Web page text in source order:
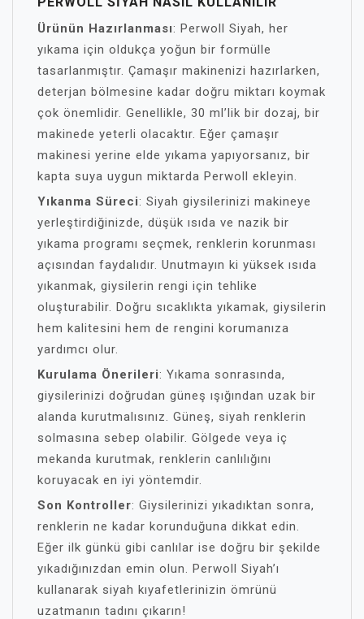
Ürünün Hazırlanması: Perwoll Siyah, her
yıkama için oldukça yoğun bir formülle
tasarlanmıştır. Çamaşır makinenizi hazırlarken,
deterjan bölmesine kadar doğru miktarı koymak
çok önemlidir. Genellikle, 30 ml’lik bir dozaj, bir
makinede yeterli olacaktır. Eğer çamaşır
makinesi yerine elde yıkama yapıyorsanız, bir
kapta suya uygun miktarda Perwoll ekleyin.
Yıkanma Süreci: Siyah giysilerinizi makineye
yerleştirdiğinizde, düşük ısıda ve nazik bir
yıkama programı seçmek, renklerin korunması
açısından faydalıdır. Unutmayın ki yüksek ısıda
yıkanmak, giysilerin rengi için tehlike
oluşturabilir. Doğru sıcaklıkta yıkamak, giysilerin
hem kalitesini hem de rengini korumanıza
yardımcı olur.
Kurulama Önerileri: Yıkama sonrasında,
giysilerinizi doğrudan güneş ışığından uzak bir
alanda kurutmalısınız. Güneş, siyah renklerin
solmasına sebep olabilir. Gölgede veya iç
mekanda kurutmak, renklerin canlılığını
koruyacak en iyi yöntemdir.
Son Kontroller: Giysilerinizi yıkadıktan sonra,
renklerin ne kadar korunduğuna dikkat edin.
Eğer ilk günkü gibi canlılar ise doğru bir şekilde
yıkadığınızdan emin olun. Perwoll Siyah’ı
kullanarak siyah kıyafetlerinizin ömrünü
uzatmanın tadını çıkarın!